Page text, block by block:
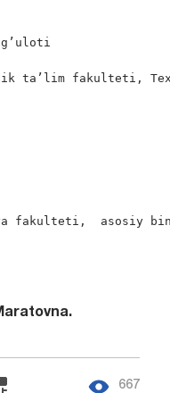
ta’lim fakulteti,
fakulteti,  asosiy
667